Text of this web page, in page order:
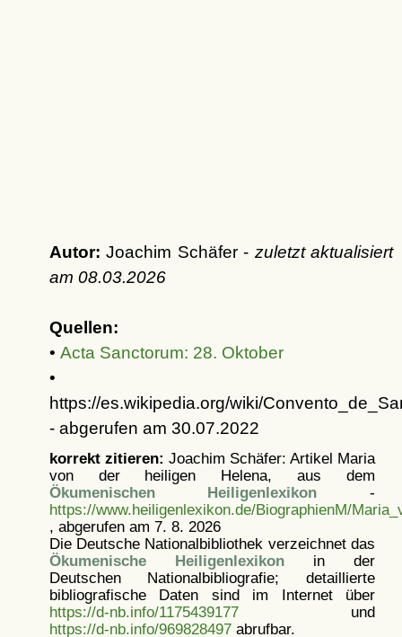
Autor: Joachim Schäfer - zuletzt aktualisiert
am 08.03.2026
Quellen:
• Acta Sanctorum: 28. Oktober
•
https://es.wikipedia.org/wiki/
- abgerufen am 30.07.2022
korrekt zitieren: Joachim Schäfer: Artikel Maria
von der heiligen Helena, aus dem
Ökumenischen Heiligenlexikon -
https://www.heiligenlexikon.de/BiographienM/
, abgerufen am 7. 8. 2026
Die Deutsche Nationalbibliothek verzeichnet das
Ökumenische Heiligenlexikonin der
Deutschen Nationalbibliografie; detaillierte
bibliografische Daten sind im Internet über
https://d-nb.info/1175439177und
https://d-nb.info/969828497abrufbar.